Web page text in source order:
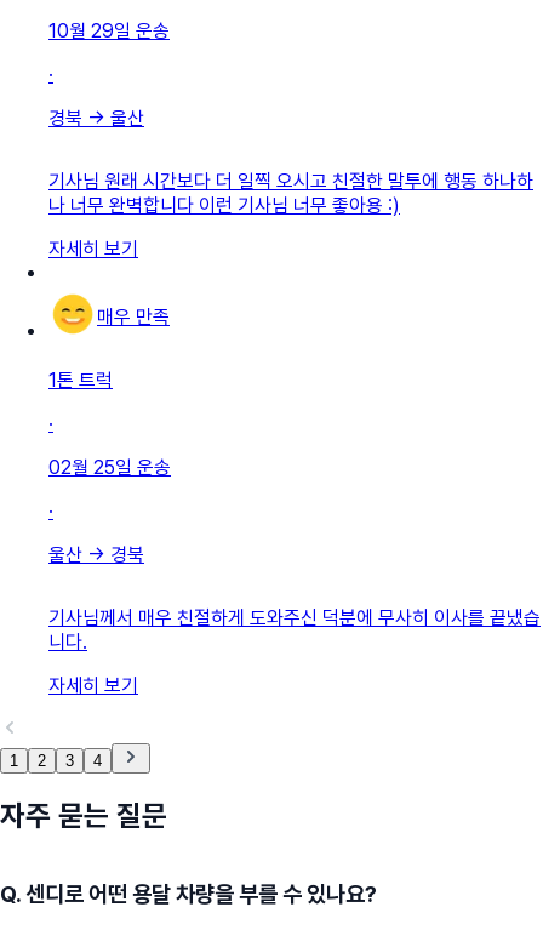
10월 29일 운송
·
경북 → 울산
기사님 원래 시간보다 더 일찍 오시고 친절한 말투에 행동 하나하
나 너무 완벽합니다 이런 기사님 너무 좋아용 :)
자세히 보기
매우 만족
1톤 트럭
·
02월 25일 운송
·
울산 → 경북
기사님께서 매우 친절하게 도와주신 덕분에 무사히 이사를 끝냈습
니다.
자세히 보기
1 2 3 4
자주 묻는 질문
Q.센디로 어떤 용달 차량을 부를 수 있나요?